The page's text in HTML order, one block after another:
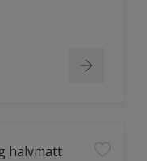
halvmatt